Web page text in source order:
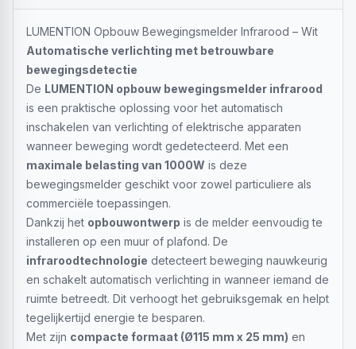
LUMENTION Opbouw Bewegingsmelder Infrarood – Wit
Automatische verlichting met betrouwbare
bewegingsdetectie
De LUMENTION opbouw bewegingsmelder infrarood
is een praktische oplossing voor het automatisch
inschakelen van verlichting of elektrische apparaten
wanneer beweging wordt gedetecteerd. Met een
maximale belasting van 1000W is deze
bewegingsmelder geschikt voor zowel particuliere als
commerciële toepassingen.
Dankzij het opbouwontwerp is de melder eenvoudig te
installeren op een muur of plafond. De
infraroodtechnologie detecteert beweging nauwkeurig
en schakelt automatisch verlichting in wanneer iemand de
ruimte betreedt. Dit verhoogt het gebruiksgemak en helpt
tegelijkertijd energie te besparen.
Met zijn compacte formaat (Ø115 mm x 25 mm) en